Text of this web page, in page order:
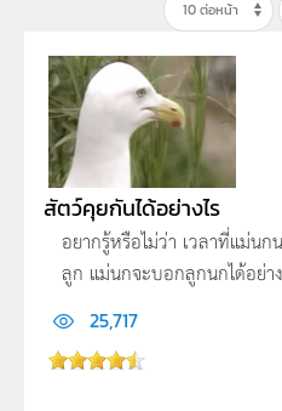
สัตว์คุยกันได้อย่างไร
อยากรู้หรือไม่ว่า เวลาที่แม่น
ลูก แม่นกจะบอกลูกนกได้อย่า
25,717